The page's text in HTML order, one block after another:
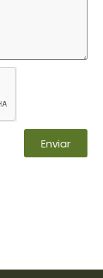
Enviar